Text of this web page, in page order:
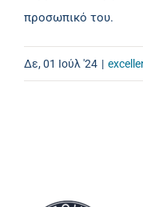
προσωπικό του.
Δε, 01 Ιούλ '24 |